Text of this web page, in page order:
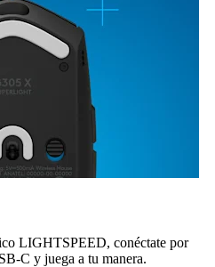
LIGHTSPEED, conéctate por
C y juega a tu manera.